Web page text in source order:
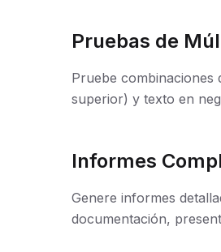
Pruebas de
Pruebe combinaciones
superior) y texto en
Informes
Genere informes
documentación,